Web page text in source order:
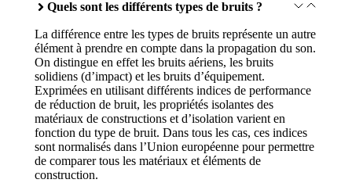
Quels sont les différents types de bruits ?
La différence entre les types de bruits représente un autre
élément à prendre en compte dans la propagation du son.
On distingue en effet les bruits aériens, les bruits
solidiens (d’impact) et les bruits d’équipement.
Exprimées en utilisant différents indices de performance
de réduction de bruit, les propriétés isolantes des
matériaux de constructions et d’isolation varient en
fonction du type de bruit. Dans tous les cas, ces indices
sont normalisés dans l’Union européenne pour permettre
de comparer tous les matériaux et éléments de
construction.